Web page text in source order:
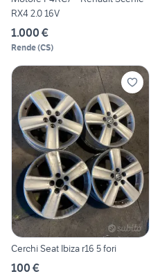
RX4 2.0 16V
1.000 €
Rende(CS)
Cerchi Seat Ibiza r16 5 fori
100 €